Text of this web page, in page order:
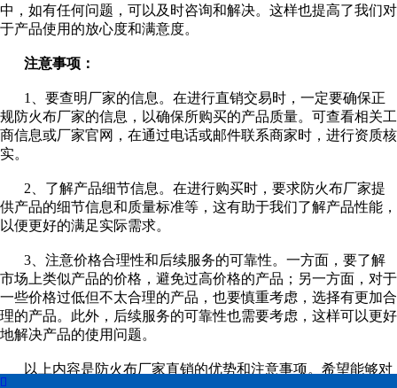
在线留言
联系我们
中，如有任何问题，可以及时咨询和解决。这样也提高了我们对
于产品使用的放心度和满意度。
注意事项：
1、要查明厂家的信息。在进行直销交易时，一定要确保正
规防火布厂家的信息，以确保所购买的产品质量。可查看相关工
商信息或厂家官网，在通过电话或邮件联系商家时，进行资质核
实。
2、了解产品细节信息。在进行购买时，要求防火布厂家提
供产品的细节信息和质量标准等，这有助于我们了解产品性能，
以便更好的满足实际需求。
3、注意价格合理性和后续服务的可靠性。一方面，要了解
市场上类似产品的价格，避免过高价格的产品；另一方面，对于
一些价格过低但不太合理的产品，也要慎重考虑，选择有更加合
理的产品。此外，后续服务的可靠性也需要考虑，这样可以更好
地解决产品的使用问题。
以上内容是防火布厂家直销的优势和注意事项。希望能够对
